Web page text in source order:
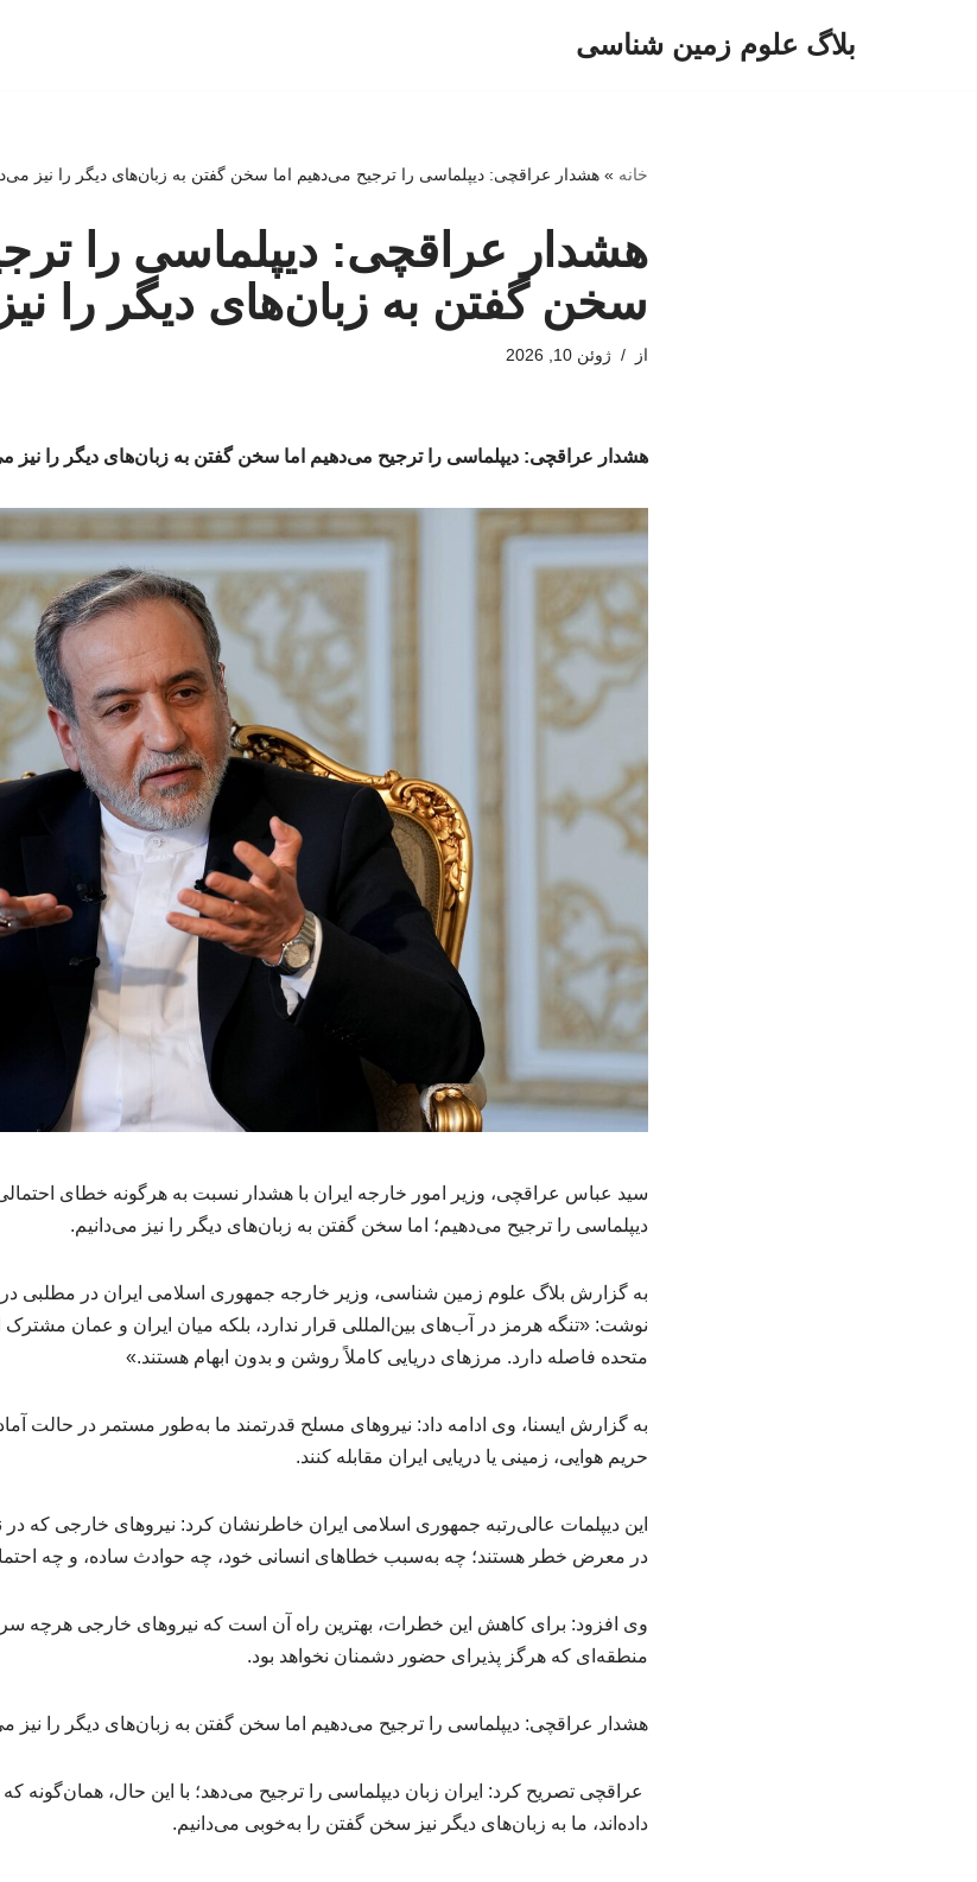
بلاگ علوم زمین شناسی
خانه »هشدار عراقچی: دیپلماسی را ترجیح می‌دهیم اما سخن گفتن به زبان‌های دیگر را نیز
هشدار عراقچی: دیپلماسی را
سخن گفتن به زبان‌های دیگر را
از ژوئن 10, 2026
هشدار عراقچی: دیپلماسی را ترجیح می‌دهیم اما سخن گفتن به زبان‌های دیگر را نیز
سید عباس عراقچی، وزیر امور خارجه ایران با هشدار نسبت به هرگونه خطای
دیپلماسی را ترجیح می‌دهیم؛ اما سخن گفتن به زبان‌های دیگر را نیز می‌دانیم.
به گزارش بلاگ علوم زمین شناسی، وزیر خارجه جمهوری اسلامی ایران در مطلبی
نوشت: «تنگه هرمز در آب‌های بین‌المللی قرار ندارد، بلکه میان ایران و عمان
متحده فاصله دارد. مرزهای دریایی کاملاً روشن و بدون ابهام هستند.»
به گزارش ایسنا، وی ادامه داد: نیروهای مسلح قدرتمند ما به‌طور مستمر در حالت
حریم هوایی، زمینی یا دریایی ایران مقابله کنند.
این دیپلمات عالی‌رتبه جمهوری اسلامی ایران خاطرنشان کرد: نیروهای خارجی که در
در معرض خطر هستند؛ چه به‌سبب خطاهای انسانی خود، چه حوادث ساده، و چه
وی افزود: برای کاهش این خطرات، بهترین راه آن است که نیروهای خارجی هرچه
منطقه‌ای که هرگز پذیرای حضور دشمنان نخواهد بود.
هشدار عراقچی: دیپلماسی را ترجیح می‌دهیم اما سخن گفتن به زبان‌های دیگر را نیز
عراقچی تصریح کرد: ایران زبان دیپلماسی را ترجیح می‌دهد؛ با این حال، همان‌گونه
داده‌اند، ما به زبان‌های دیگر نیز سخن گفتن را به‌خوبی می‌دانیم.